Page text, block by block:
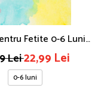
Fetite 0-6 Luni,
Broderie
Elastic De Fixare,
Roz Aprins
Lei22,99 Lei
0-6 luni